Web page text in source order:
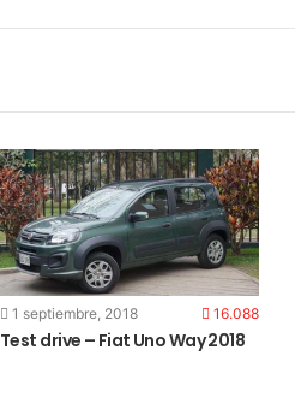
1 septiembre, 2018 16.088
Test drive – Fiat Uno Way 2018